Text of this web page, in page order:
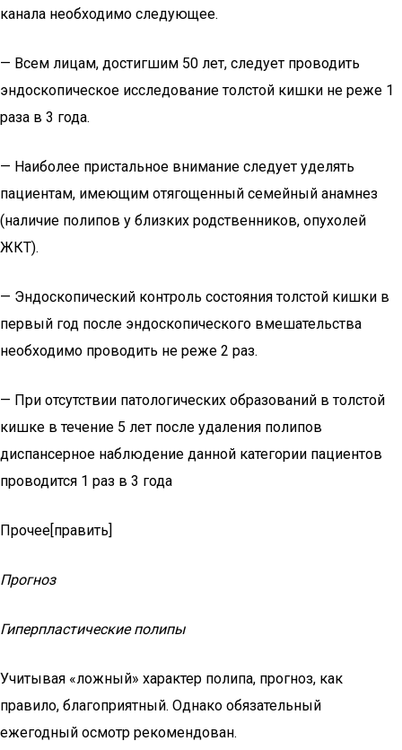
канала необходимо следующее.
— Всем лицам, достигшим 50 лет, следует проводить
эндоскопическое исследование толстой кишки не реже 1
раза в 3 года.
— Наиболее пристальное внимание следует уделять
пациентам, имеющим отягощенный семейный анамнез
(наличие полипов у близких родственников, опухолей
ЖКТ).
— Эндоскопический контроль состояния толстой кишки в
первый год после эндоскопического вмешательства
необходимо проводить не реже 2 раз.
— При отсутствии патологических образований в толстой
кишке в течение 5 лет после удаления полипов
диспансерное наблюдение данной категории пациентов
проводится 1 раз в 3 года
Прочее[править]
Прогноз
Гиперпластические полипы
Учитывая «ложный» характер полипа, прогноз, как
правило, благоприятный. Однако обязательный
ежегодный осмотр рекомендован.